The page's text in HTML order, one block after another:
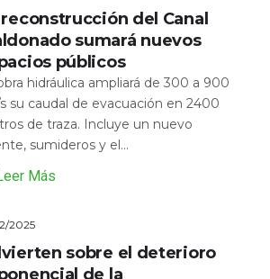
del Canal
sumará nuevos
públicos
hidráulica ampliará de 300 a 900
su caudal de evacuación en 2400
de traza. Incluye un nuevo
sumideros y el...
Más
2025
sobre el deterioro
de la